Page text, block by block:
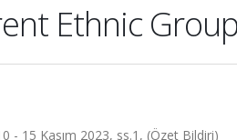
Ethnic
15 Kasım 2023, ss.1, (Özet Bildiri)